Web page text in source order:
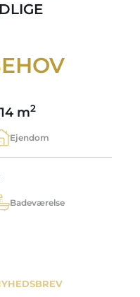
m2
Ejendom
Badeværelse